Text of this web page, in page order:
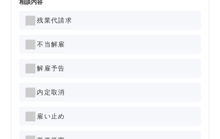
相談内容
残業代請求
不当解雇
解雇予告
内定取消
雇い止め